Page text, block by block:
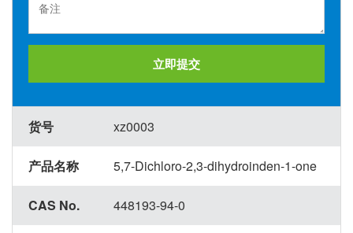
立即提交
货号 xz0003
产品名称 5,7-Dichloro-2,3-dihydroinden-1-one
CAS No. 448193-94-0